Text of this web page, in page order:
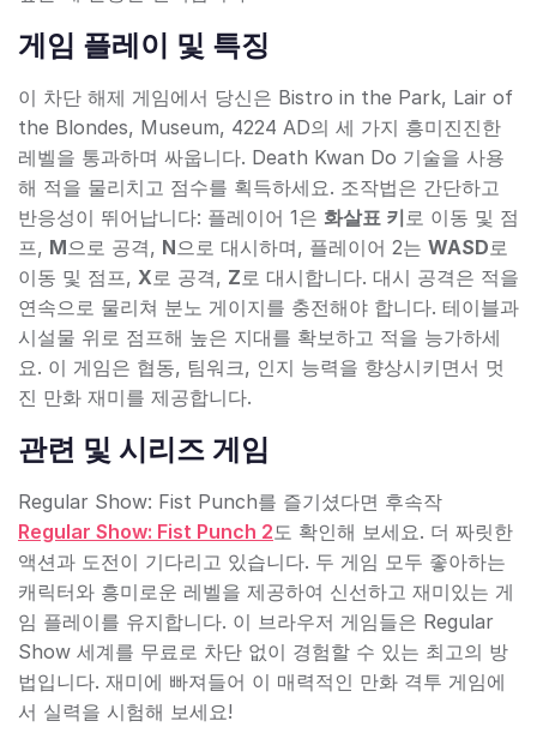
게임 플레이 및 특징
이 차단 해제 게임에서 당신은 Bistro in the Park, Lair of
the Blondes, Museum, 4224 AD의 세 가지 흥미진진한
레벨을 통과하며 싸웁니다. Death Kwan Do 기술을 사용
해 적을 물리치고 점수를 획득하세요. 조작법은 간단하고
반응성이 뛰어납니다: 플레이어 1은 화살표 키로 이동 및 점
프, M으로 공격, N으로 대시하며, 플레이어 2는 WASD로
이동 및 점프, X로 공격, Z로 대시합니다. 대시 공격은 적을
연속으로 물리쳐 분노 게이지를 충전해야 합니다. 테이블과
시설물 위로 점프해 높은 지대를 확보하고 적을 능가하세
요. 이 게임은 협동, 팀워크, 인지 능력을 향상시키면서 멋
진 만화 재미를 제공합니다.
관련 및 시리즈 게임
Regular Show: Fist Punch를 즐기셨다면 후속작
Regular Show: Fist Punch 2도 확인해 보세요. 더 짜릿한
액션과 도전이 기다리고 있습니다. 두 게임 모두 좋아하는
캐릭터와 흥미로운 레벨을 제공하여 신선하고 재미있는 게
임 플레이를 유지합니다. 이 브라우저 게임들은 Regular
Show 세계를 무료로 차단 없이 경험할 수 있는 최고의 방
법입니다. 재미에 빠져들어 이 매력적인 만화 격투 게임에
서 실력을 시험해 보세요!